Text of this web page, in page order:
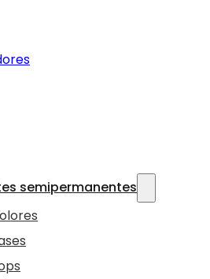
semipermanentes